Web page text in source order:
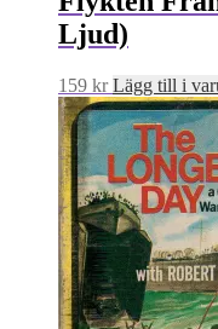
Ljud)
159 kr Lägg till i